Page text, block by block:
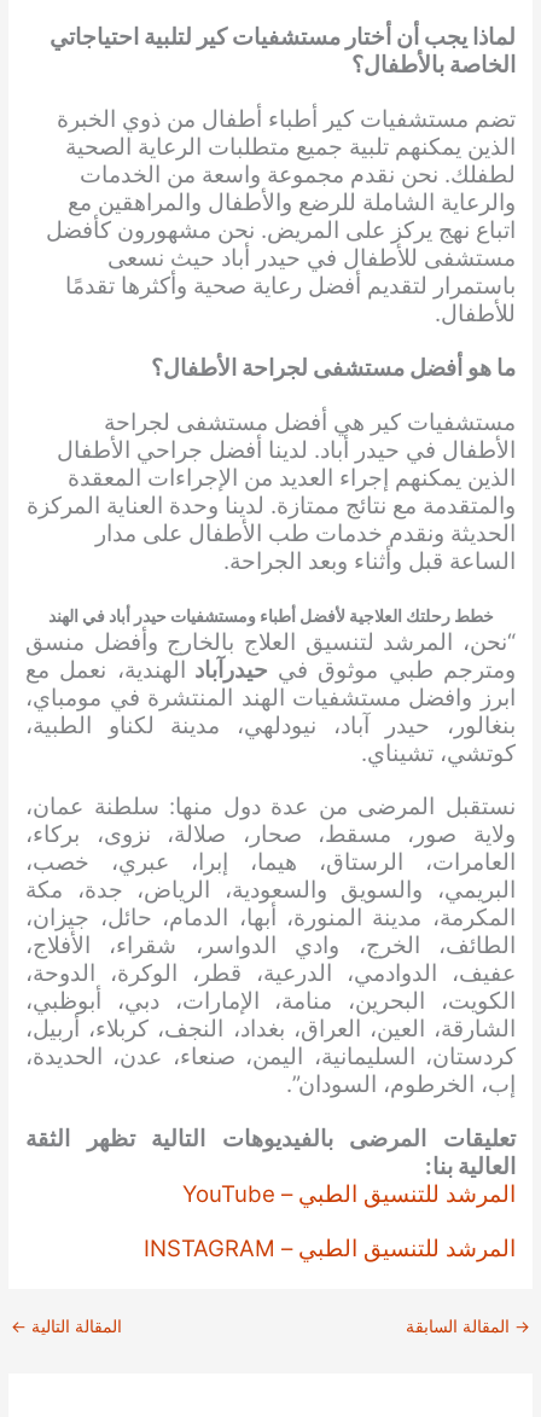
لماذا يجب أن أختار مستشفيات كير لتلبية احتياجاتي
الخاصة بالأطفال؟
تضم مستشفيات كير أطباء أطفال من ذوي الخبرة
الذين يمكنهم تلبية جميع متطلبات الرعاية الصحية
لطفلك. نحن نقدم مجموعة واسعة من الخدمات
والرعاية الشاملة للرضع والأطفال والمراهقين مع
اتباع نهج يركز على المريض. نحن مشهورون كأفضل
مستشفى للأطفال في حيدر أباد حيث نسعى
باستمرار لتقديم أفضل رعاية صحية وأكثرها تقدمًا
للأطفال.
ما هو أفضل مستشفى لجراحة الأطفال؟
مستشفيات كير هي أفضل مستشفى لجراحة
الأطفال في حيدر أباد. لدينا أفضل جراحي الأطفال
الذين يمكنهم إجراء العديد من الإجراءات المعقدة
والمتقدمة مع نتائج ممتازة. لدينا وحدة العناية المركزة
الحديثة ونقدم خدمات طب الأطفال على مدار
الساعة قبل وأثناء وبعد الجراحة.
خطط رحلتك العلاجية لأفضل أطباء ومستشفيات حيدر أباد في الهند
“نحن، المرشد لتنسيق العلاج بالخارج وأفضل منسق
ومترجم طبي موثوق في حيدرآباد الهندية، نعمل مع
ابرز وافضل مستشفيات الهند المنتشرة في مومباي،
بنغالور، حيدر آباد، نيودلهي، مدينة لكناو الطبية،
كوتشي، تشيناي.
نستقبل المرضى من عدة دول منها: سلطنة عمان،
ولاية صور، مسقط، صحار، صلالة، نزوى، بركاء،
العامرات، الرستاق، هيما، إبرا، عبري، خصب،
البريمي، والسويق والسعودية، الرياض، جدة، مكة
المكرمة، مدينة المنورة، أبها، الدمام، حائل، جيزان،
الطائف، الخرج، وادي الدواسر، شقراء، الأفلاج،
عفيف، الدوادمي، الدرعية، قطر، الوكرة، الدوحة،
الكويت، البحرين، منامة، الإمارات، دبي، أبوظبي،
الشارقة، العين، العراق، بغداد، النجف، كربلاء، أربيل،
كردستان، السليمانية، اليمن، صنعاء، عدن، الحديدة،
إب، الخرطوم، السودان”.
تعليقات المرضى بالفيديوهات التالية تظهر الثقة
العالية بنا:
المرشد للتنسيق الطبي – YouTube
المرشد للتنسيق الطبي – INSTAGRAM
→ المقالة السابقة المقالة التالية ←